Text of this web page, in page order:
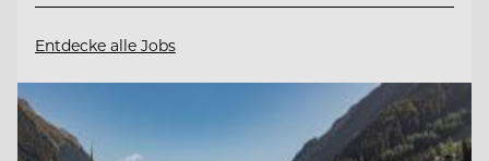
Entdecke alle Jobs